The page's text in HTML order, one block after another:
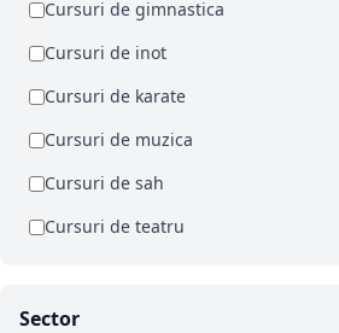
Cursuri de gimnastica
Cursuri de inot
Cursuri de karate
Cursuri de muzica
Cursuri de sah
Cursuri de teatru
Sector